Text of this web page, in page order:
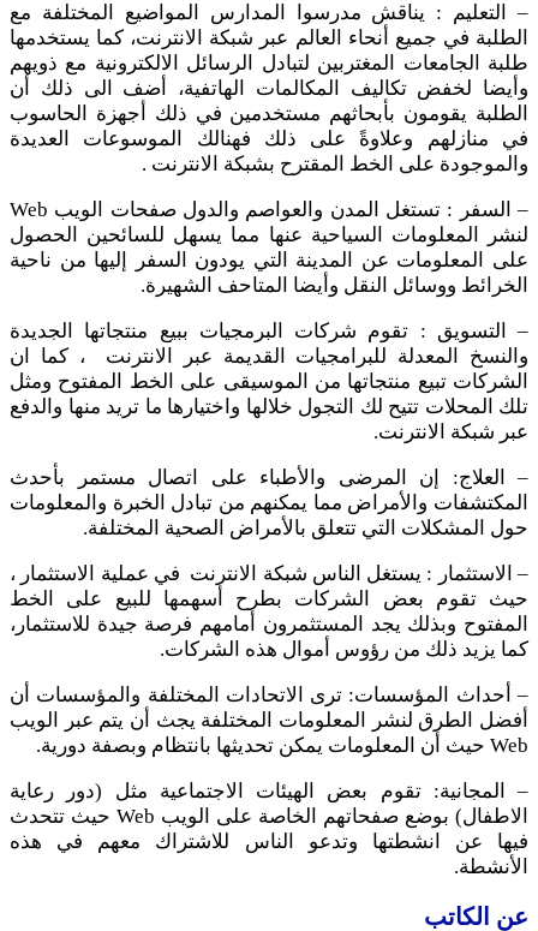
– التعليم : يناقش مدرسوا المدارس المواضيع المختلفة مع
الطلبة في جميع أنحاء العالم عبر شبكة الانترنت، كما يستخدمها
طلبة الجامعات المغتربين لتبادل الرسائل الالكترونية مع ذويهم
وأيضا لخفض تكاليف المكالمات الهاتفية، أضف الى ذلك أن
الطلبة يقومون بأبحاثهم مستخدمين في ذلك أجهزة الحاسوب
في منازلهم وعلاوةً على ذلك فهنالك الموسوعات العديدة
والموجودة على الخط المقترح بشبكة الانترنت .
– السفر : تستغل المدن والعواصم والدول صفحات الويب Web
لنشر المعلومات السياحية عنها مما يسهل للسائحين الحصول
على المعلومات عن المدينة التي يودون السفر إليها من ناحية
الخرائط ووسائل النقل وأيضا المتاحف الشهيرة.
– التسويق : تقوم شركات البرمجيات ببيع منتجاتها الجديدة
والنسخ المعدلة للبرامجيات القديمة عبر الانترنت ، كما ان
الشركات تبيع منتجاتها من الموسيقى على الخط المفتوح ومثل
تلك المحلات تتيح لك التجول خلالها واختيارها ما تريد منها والدفع
عبر شبكة الانترنت.
– العلاج: إن المرضى والأطباء على اتصال مستمر بأحدث
المكتشفات والأمراض مما يمكنهم من تبادل الخبرة والمعلومات
حول المشكلات التي تتعلق بالأمراض الصحية المختلفة.
– الاستثمار : يستغل الناس شبكة الانترنت في عملية الاستثمار ،
حيث تقوم بعض الشركات بطرح أسهمها للبيع على الخط
المفتوح وبذلك يجد المستثمرون أمامهم فرصة جيدة للاستثمار،
كما يزيد ذلك من رؤوس أموال هذه الشركات.
– أحداث المؤسسات: ترى الاتحادات المختلفة والمؤسسات أن
أفضل الطرق لنشر المعلومات المختلفة يجث أن يتم عبر الويب
Web حيث أن المعلومات يمكن تحديثها بانتظام وبصفة دورية.
– المجانية: تقوم بعض الهيئات الاجتماعية مثل (دور رعاية
الاطفال) بوضع صفحاتهم الخاصة على الويب Web حيث تتحدث
فيها عن انشطتها وتدعو الناس للاشتراك معهم في هذه
الأنشطة.
عن الكاتب